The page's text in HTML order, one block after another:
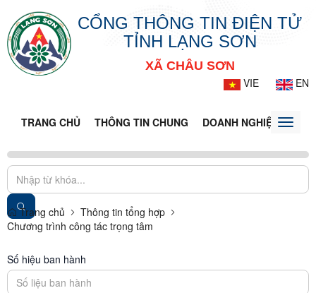
CỔNG THÔNG TIN ĐIỆN TỬ
TỈNH LẠNG SƠN
XÃ CHÂU SƠN
VIE
EN
TRANG CHỦ THÔNG TIN CHUNG DOANH NGHIỆP TIN
Toggle
Trang chủ
Thông tin tổng hợp
Chương trình công tác trọng tâm
Số hiệu ban hành